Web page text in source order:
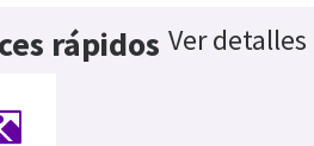
rápidos Ver